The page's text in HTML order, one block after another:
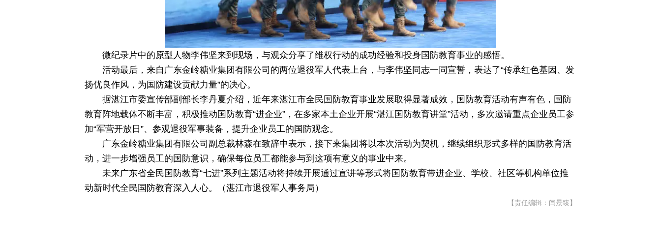
微纪录片中的原型人物李伟坚来到现场，与观众分享了维权行动的成功经验和投身国防教育事业的感悟。
活动最后，来自广东金岭糖业集团有限公司的两位退役军人代表上台，与李伟坚同志一同宣誓，表达了“传承红色基因、发
扬优良作风，为国防建设贡献力量”的决心。
据湛江市委宣传部副部长李丹夏介绍，近年来湛江市全民国防教育事业发展取得显著成效，国防教育活动有声有色，国防
教育阵地载体不断丰富，积极推动国防教育“进企业”，在多家本土企业开展“湛江国防教育讲堂”活动，多次邀请重点企业员工参
加“军营开放日”、参观退役军事装备，提升企业员工的国防观念。
广东金岭糖业集团有限公司副总裁林森在致辞中表示，接下来集团将以本次活动为契机，继续组织形式多样的国防教育活
动，进一步增强员工的国防意识，确保每位员工都能参与到这项有意义的事业中来。
未来广东省全民国防教育“七进”系列主题活动将持续开展通过宣讲等形式将国防教育带进企业、学校、社区等机构单位推
动新时代全民国防教育深入人心。（湛江市退役军人事务局）
【责任编辑：闫景臻】